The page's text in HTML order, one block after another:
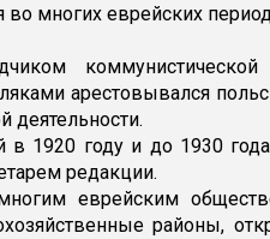
многих еврейских
коммунистической
арестовывался
деятельности.
1920 году и до 1930 года
редакции.
еврейским
районы,